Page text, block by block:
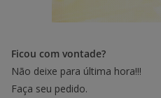
Ficou com vontade?
Não deixe para última hora!!!
Faça seu pedido.